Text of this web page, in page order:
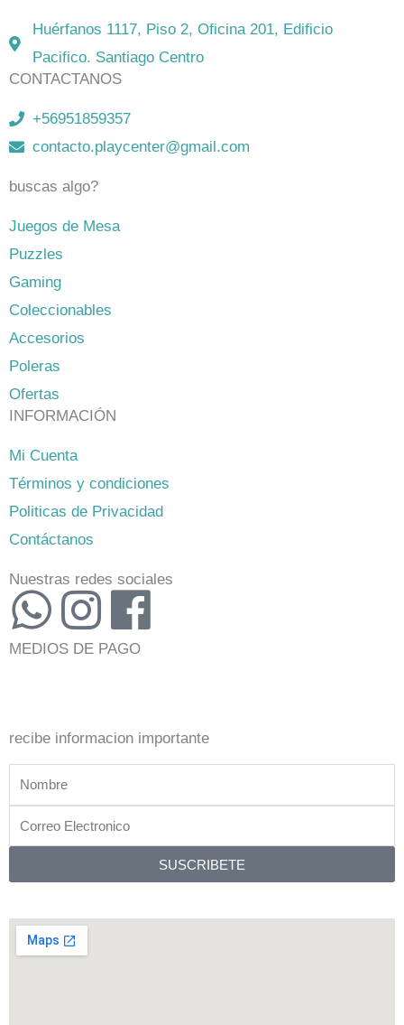
Huérfanos 1117, Piso 2, Oficina 201, Edificio
Pacifico. Santiago Centro
CONTACTANOS
+56951859357
contacto.playcenter@gmail.com
buscas algo?
Juegos de Mesa
Puzzles
Gaming
Coleccionables
Accesorios
Poleras
Ofertas
INFORMACIÓN
Mi Cuenta
Términos y condiciones
Politicas de Privacidad
Contáctanos
Nuestras redes sociales
W
h
t
s
a
p
p
I
n
t
g
r
a
m
F
a
e
o
o
k
MEDIOS DE PAGO
recibe informacion importante
Nombre
Correo
Electronico
SUSCRIBETE